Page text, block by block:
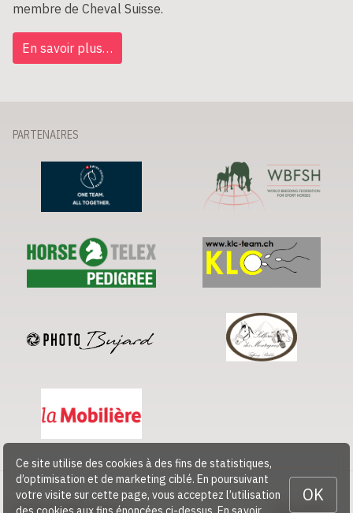
membre de Cheval Suisse.
En savoir plus…
Ce site utilise des cookies à des fins de statistiques,
d’optimisation et de marketing ciblé. En poursuivant
votre visite sur cette page, vous acceptez l’utilisation
OK
PARTENAIRES